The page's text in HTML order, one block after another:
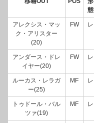
態
アレクシス・マッ
ク・アリスター
(20)
FW レ
アンダース・ドレ
イヤー(20)
FW レ
ルーカス・レラガ
ー(25)
MF レ
トゥドール・バル
ツァ(19)
MF レ